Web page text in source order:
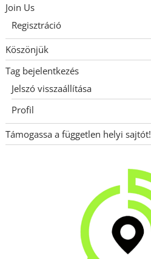
Join Us
Regisztráció
Köszönjük
Tag bejelentkezés
Jelszó visszaállítása
Profil
Támogassa a független helyi sajtót!